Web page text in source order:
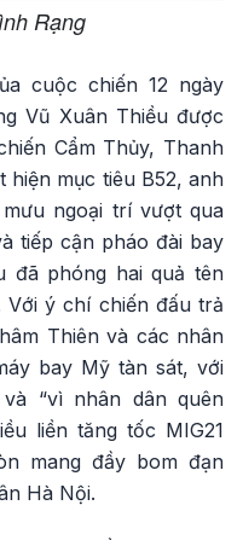
Rạng
cuộc chiến 12 ngày
Vũ Xuân Thiều được
Cẩm Thủy, Thanh
hiện mục tiêu B52, anh
ngoại trí vượt qua
tiếp cận pháo đài bay
đã phóng hai quả tên
Với ý chí chiến đấu trả
Thiên và các nhân
bay Mỹ tàn sát, với
“vì nhân dân quên
liền tăng tốc MIG21
mang đầy bom đạn
Hà Nội.